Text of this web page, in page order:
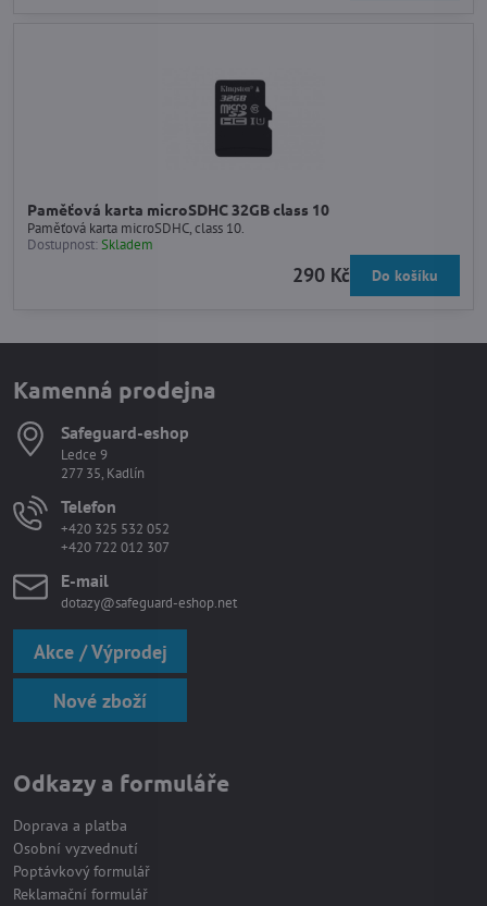
Paměťová karta microSDHC 32GB class 10
Paměťová karta microSDHC, class 10.
Dostupnost:Skladem
290 Kč Do košíku
Kamenná prodejna
Safeguard-eshop
Ledce 9
277 35, Kadlín
Telefon
+420 325 532 052
+420 722 012 307
E-mail
dotazy@safeguard-eshop.net
Akce / Výprodej
Nové zboží
Odkazy a formuláře
Doprava a platba
Osobní vyzvednutí
Poptávkový formulář
Reklamační formulář